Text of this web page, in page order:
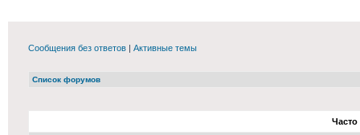
Сообщения без ответов | Активные темы
Список форумов